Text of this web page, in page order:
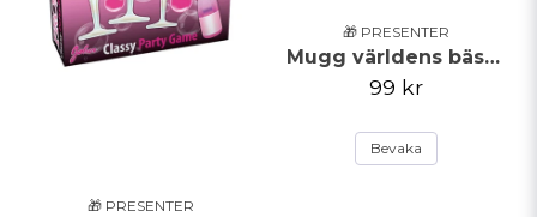
🎁 PRESENTER
🎁 PRESENTER
Mugg världens bästa mamma
99 kr
Bevaka